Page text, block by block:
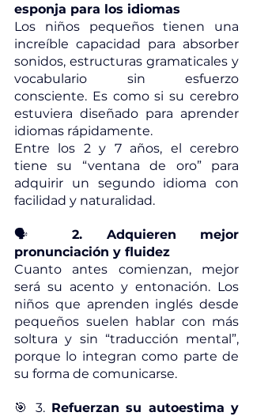
esponja para los idiomas
Los niños pequeños tienen una
increíble capacidad para absorber
sonidos, estructuras gramaticales y
vocabulario sin esfuerzo
consciente. Es como si su cerebro
estuviera diseñado para aprender
idiomas rápidamente.
Entre los 2 y 7 años, el cerebro
tiene su “ventana de oro” para
adquirir un segundo idioma con
facilidad y naturalidad.
🗣️
2. Adquieren mejor
pronunciación y fluidez
Cuanto antes comienzan, mejor
será su acento y entonación. Los
niños que aprenden inglés desde
pequeños suelen hablar con más
soltura y sin “traducción mental”,
porque lo integran como parte de
su forma de comunicarse.
🎯 3. Refuerzan su autoestima y